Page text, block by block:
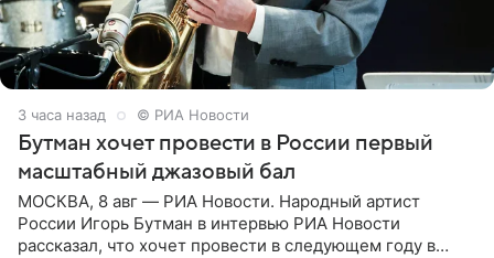
3 часа назад © РИА Новости
Бутман хочет провести в России первый
масштабный джазовый бал
МОСКВА, 8 авг — РИА Новости. Народный артист
России Игорь Бутман в интервью РИА Новости
рассказал, что хочет провести в следующем году в